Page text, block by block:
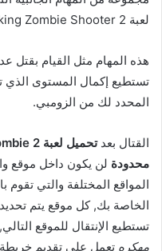
لعبة The Walking Zombie Shooter 2.
هذه المهام مثل القيام بقتل
تستطيع إكمال المستوى الذي
المحدد لك من الزومبي.
القتال بعد
محدودة لن يكون داخل موقع
المواقع المختلفة والتي تقوم
الخاصة بك, كل موقع يتم
تستطيع الإنتقال للموقع
مهكره تعمل على تقديم خريطة